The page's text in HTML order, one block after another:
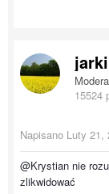
jarki
15524
Napisano Luty 21,
@Krystian nie
zlikwidować